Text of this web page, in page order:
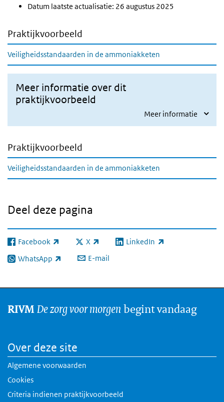
Datum laatste actualisatie: 26 augustus 2025
Praktijkvoorbeeld
Veiligheidsstandaarden in de ammoniakketen
Meer informatie over dit
praktijkvoorbeeld
Meer informatie
Praktijkvoorbeeld
Veiligheidsstandaarden in de ammoniakketen
Deel deze pagina
Facebook
(externe link) X
(externe link) LinkedIn
(externe link)
WhatsApp
(externe link) E-mail
RIVMDe zorg voor morgen begint vandaag
Over deze site
Algemene voorwaarden
Cookies
Criteria indienen praktijkvoorbeeld